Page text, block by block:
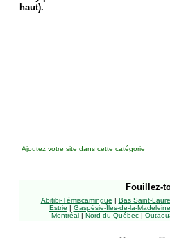
haut).
Ajoutez votre site dans cette catégorie
Fouillez-
Abitibi-Témiscamingue | Bas Saint-
Estrie | Gaspésie-Îles-de-la-Madeleine
Montréal | Nord-du-Québec |